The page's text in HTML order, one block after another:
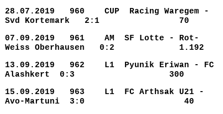
28.07.2019 960 CUP Racing Waregem -
Svd Kortemark 2:1 70
07.09.2019 961 AM SF Lotte - Rot-
Weiss Oberhausen 0:2 1.192
13.09.2019 962 L1 Pyunik Eriwan - FC
Alashkert 0:3
300
15.09.2019 963 L1 FC Arthsak U21 -
Avo-Martuni 3:0 40